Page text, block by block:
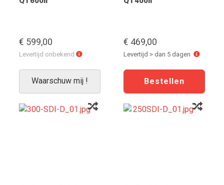
€ 599,00
Levertijd onbekend
Levertijd
Waarschuw mij !
€ 469,00
Levertijd > dan 5 dagen
Levertijd
dan
dagen